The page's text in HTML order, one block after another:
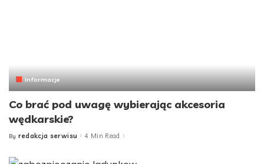
Informacje
Co brać pod uwagę wybierając akcesoria
wędkarskie?
Posted
By redakcja serwisu 4 Min Read